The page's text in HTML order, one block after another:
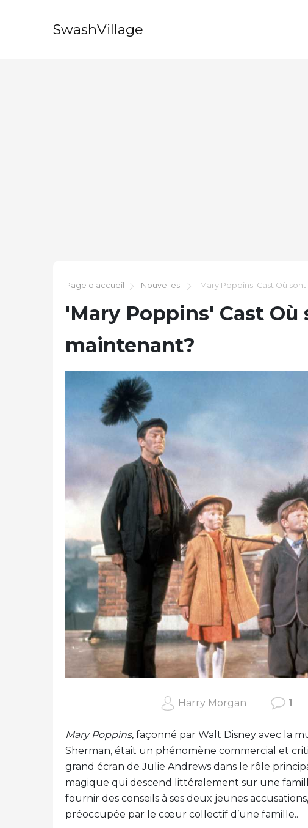
SwashVillage
Page d'accueil Nouvelles 'Mary Poppins' Cast Où
'Mary Poppins' Cast Où
maintenant?
Harry Morgan 1
Mary Poppins, façonné par Walt Disney avec la
Sherman, était un phénomène commercial et
grand écran de Julie Andrews dans le rôle
magique qui descend littéralement sur une
fournir des conseils à ses deux jeunes
préoccupée par le cœur collectif d’une famille..